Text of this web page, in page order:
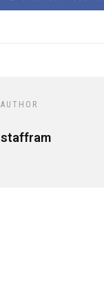
AUTHOR
staffram